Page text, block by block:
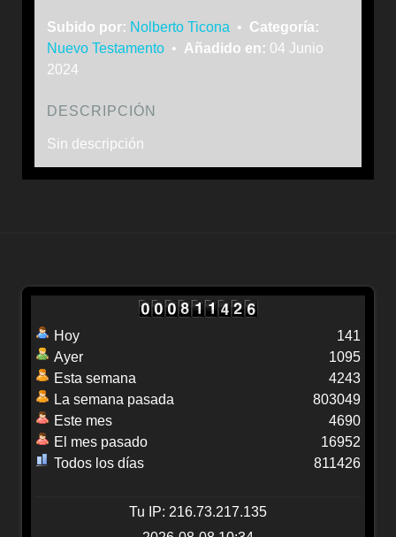
Subido por: Nolberto Ticona • Categoría:
Nuevo Testamento • Añadido en: 04 Junio
2024
DESCRIPCIÓN
Sin descripción
Hoy
Ayer
Esta semana
La semana pasada
Este mes
El mes pasado
Todos los días
141
1095
4243
803049
4690
16952
811426
Tu IP: 216.73.217.135